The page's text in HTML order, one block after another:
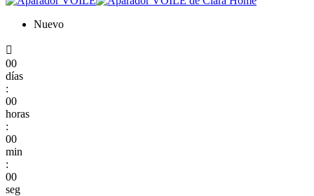
Nuevo

00
días
:
00
horas
:
00
min
:
00
seg